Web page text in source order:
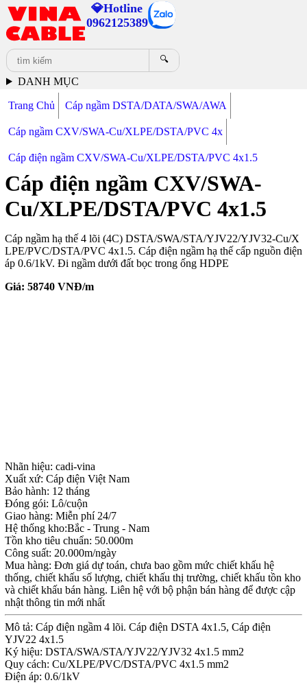
💎Hotline
0962125389
🔍
DANH MỤC
Trang Chủ Cáp ngầm DSTA/DATA/SWA/AWA
Cáp ngầm CXV/SWA-Cu/XLPE/DSTA/PVC 4x
Cáp điện ngầm CXV/SWA-Cu/XLPE/DSTA/PVC 4x1.5
Cáp điện ngầm CXV/SWA-
Cu/XLPE/DSTA/PVC 4x1.5
Cáp ngầm hạ thế 4 lõi (4C) DSTA/SWA/STA/YJV22/YJV32-Cu/X
LPE/PVC/DSTA/PVC 4x1.5. Cáp điện ngầm hạ thế cấp nguồn điện
áp 0.6/1kV. Đi ngầm dưới đất bọc trong ống HDPE
Giá: 58740VNĐ/m
Nhãn hiệu: cadi-vina
Xuất xứ: Cáp điện Việt Nam
Bảo hành: 12 tháng
Đóng gói: Lô/cuộn
Giao hàng: Miễn phí 24/7
Hệ thống kho:Bắc - Trung - Nam
Tồn kho tiêu chuẩn: 50.000m
Công suất: 20.000m/ngày
Mua hàng: Đơn giá dự toán, chưa bao gồm mức chiết khấu hệ
thống, chiết khấu số lượng, chiết khấu thị trường, chiết khấu tồn kho
và chiết khấu bán hàng. Liên hệ với bộ phận bán hàng để được cập
nhật thông tin mới nhất
Mô tả: Cáp điện ngầm 4 lõi. Cáp điện DSTA 4x1.5, Cáp điện
YJV22 4x1.5
Ký hiệu: DSTA/SWA/STA/YJV22/YJV32 4x1.5 mm2
Quy cách: Cu/XLPE/PVC/DSTA/PVC 4x1.5 mm2
Điện áp: 0.6/1kV